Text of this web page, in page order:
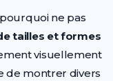
ne pas
tailles et formes
visuellement
de montrer divers